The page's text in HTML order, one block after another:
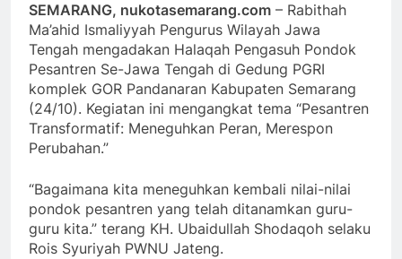
SEMARANG, nukotasemarang.com – Rabithah
Ma’ahid Ismaliyyah Pengurus Wilayah Jawa
Tengah mengadakan Halaqah Pengasuh Pondok
Pesantren Se-Jawa Tengah di Gedung PGRI
komplek GOR Pandanaran Kabupaten Semarang
(24/10). Kegiatan ini mengangkat tema “Pesantren
Transformatif: Meneguhkan Peran, Merespon
Perubahan.”
“Bagaimana kita meneguhkan kembali nilai-nilai
pondok pesantren yang telah ditanamkan guru-
guru kita.” terang KH. Ubaidullah Shodaqoh selaku
Rois Syuriyah PWNU Jateng.